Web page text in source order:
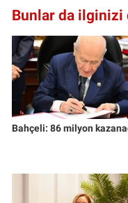
Bunlar da ilginizi
Bahçeli: 86 milyon